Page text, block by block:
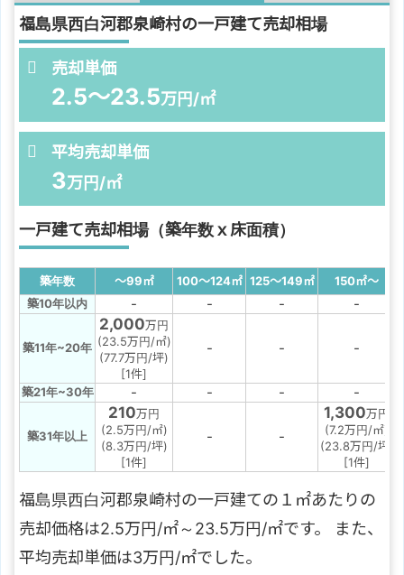
福島県西白河郡泉崎村の一戸建て売却相場
売却単価
2.5～23.5万円/㎡
平均売却単価
3万円/㎡
一戸建て売却相場（築年数ｘ床面積）
築年数 ～99㎡ 100～124㎡ 125～149㎡ 150㎡～
築10年以内
- - - -
築11年~20年
2,000万円
(23.5万円/㎡)
(77.7万円/坪)
[1件]
- - -
築21年~30年 - - - -
築31年以上
210万円
(2.5万円/㎡)
(8.3万円/坪)
[1件]
- -
1,300万円
(7.2万円/㎡)
(23.8万円/坪)
[1件]
福島県西白河郡泉崎村の一戸建ての１㎡あたりの
売却価格は2.5万円/㎡～23.5万円/㎡です。 また、
平均売却単価は3万円/㎡でした。